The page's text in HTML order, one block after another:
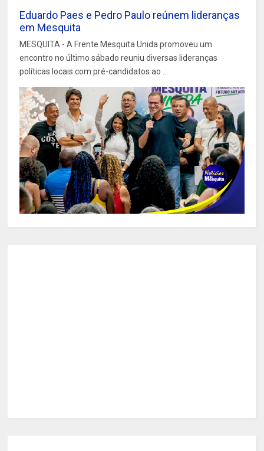
Eduardo Paes e Pedro Paulo reúnem lideranças
em Mesquita
MESQUITA - A Frente Mesquita Unida promoveu um
encontro no último sábado reuniu diversas lideranças
políticas locais com pré-candidatos ao ...